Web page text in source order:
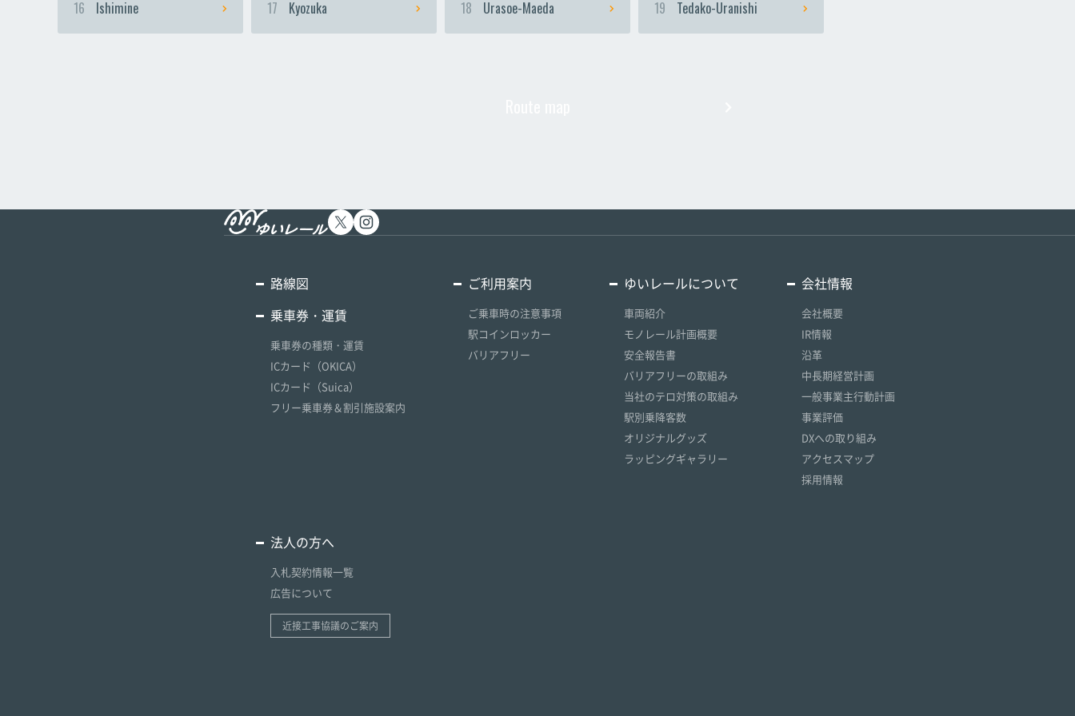
16 Ishimine 17 Kyozuka 18 Urasoe-Maeda 19 Tedako-Uranishi
路線図
乗車券・運賃
乗車券の種類・運賃
ICカード（OKICA）
ICカード（Suica）
フリー乗車券＆割引施設案内
ご利用案内
ご乗車時の注意事項
駅コインロッカー
バリアフリー
ゆいレールについて
車両紹介
モノレール計画概要
安全報告書
バリアフリーの取組み
当社のテロ対策の取組み
駅別乗降客数
オリジナルグッズ
ラッピングギャラリー
会社情報
会社概要
IR情報
沿革
中長期経営計画
一般事業主行動計画
事業評価
DXへの取り組み
アクセスマップ
採用情報
法人の方へ
入札契約情報一覧
広告について
近接工事協議のご案内